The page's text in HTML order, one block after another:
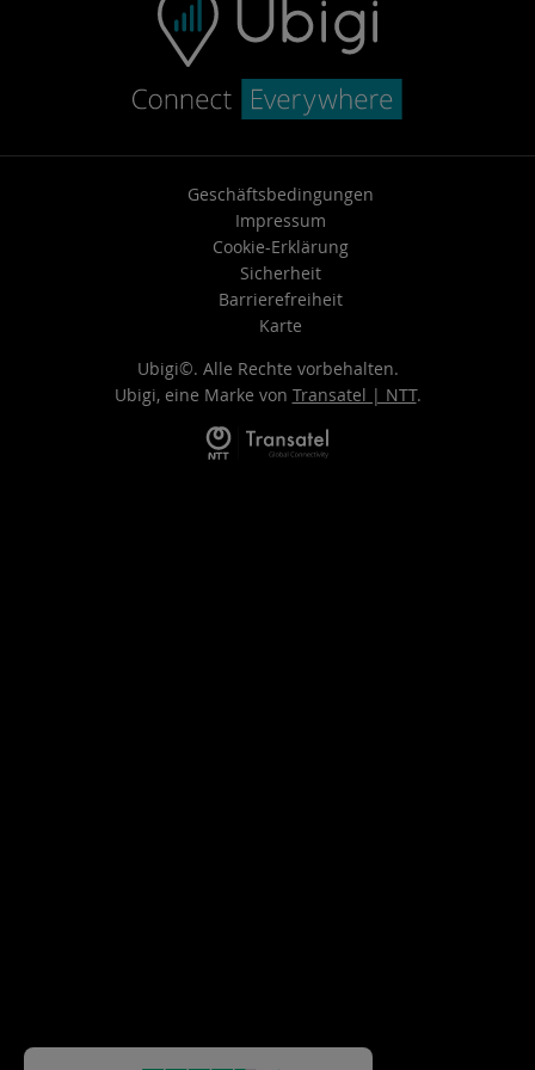
Geschäftsbedingungen
Impressum
Cookie-Erklärung
Sicherheit
Barrierefreiheit
Karte
Ubigi©. Alle Rechte vorbehalten.
Ubigi, eine Marke von Transatel | NTT.